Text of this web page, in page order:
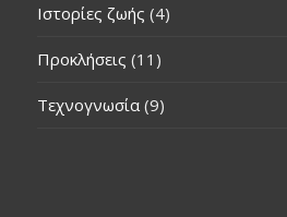
Ιστορίες ζωής (4)
Προκλήσεις (11)
Τεχνογνωσία(9)